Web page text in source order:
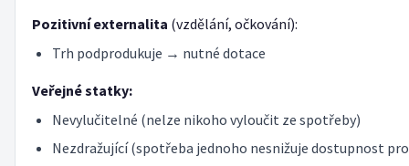
Pozitivní externalita (vzdělání, očkování):
Trh podprodukuje → nutné dotace
Veřejné statky:
Nevylučitelné (nelze nikoho vyloučit ze spotřeby)
Nezdražující (spotřeba jednoho nesnižuje dostupnost